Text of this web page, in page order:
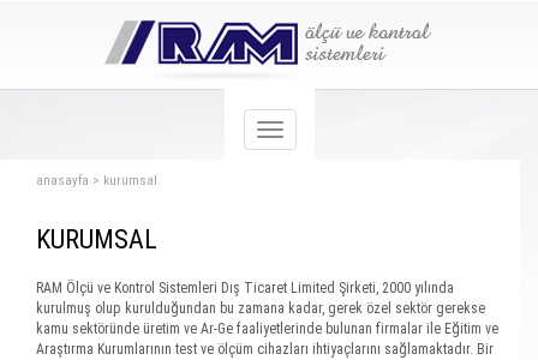
anasayfa > kurumsal
KURUMSAL
RAM Ölçü ve Kontrol Sistemleri Dış Ticaret Limited Şirketi, 2000 yılında
kurulmuş olup kurulduğundan bu zamana kadar, gerek özel sektör gerekse
kamu sektöründe üretim ve Ar-Ge faaliyetlerinde bulunan firmalar ile Eğitim ve
Araştırma Kurumlarının test ve ölçüm cihazları ihtiyaçlarını sağlamaktadır. Bir